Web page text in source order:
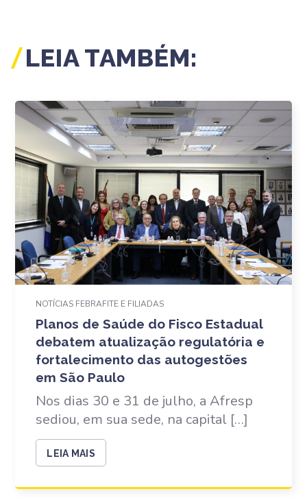
LEIA TAMBÉM:
NOTÍCIAS FEBRAFITE E FILIADAS
Planos de Saúde do Fisco Estadual
debatem atualização regulatória e
fortalecimento das autogestões
em São Paulo
Nos dias 30 e 31 de julho, a Afresp
sediou, em sua sede, na capital […]
LEIA MAIS